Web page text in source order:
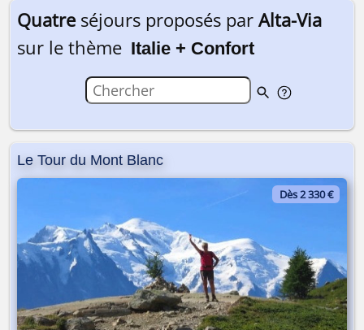
Quatre séjours proposés par Alta-Via
sur le thème Italie + Confort
Le Tour du Mont Blanc
Dès 2 330 €